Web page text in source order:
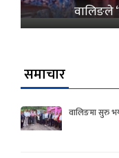
वालिङले
समाचार
वालिङमा सुरु